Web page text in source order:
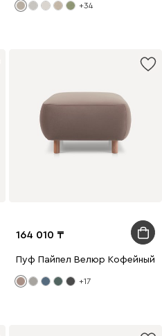
+34
164 010
Пуф Пайпел Велюр Кофейный
+17